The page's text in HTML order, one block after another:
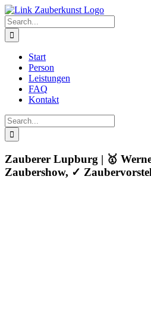
Skip
to
content
Search
for:
Start
Person
Leistungen
FAQ
Kontakt
Search
for:
Zauberer Lupburg | 🥇
Zaubershow, ✓